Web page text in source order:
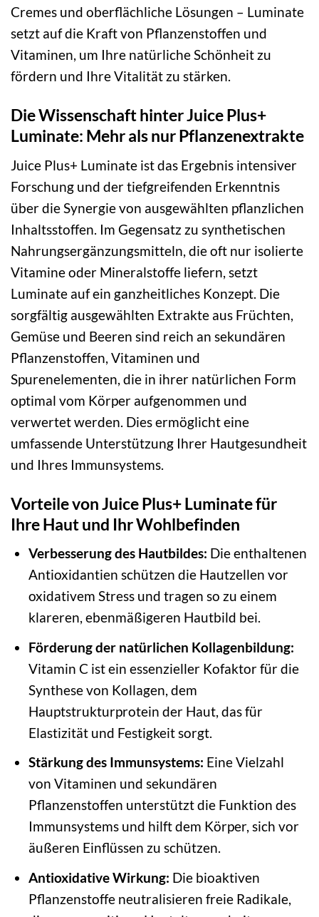
Cremes und oberflächliche Lösungen – Luminate
setzt auf die Kraft von Pflanzenstoffen und
Vitaminen, um Ihre natürliche Schönheit zu
fördern und Ihre Vitalität zu stärken.
Die Wissenschaft hinter Juice Plus+
Luminate: Mehr als nur Pflanzenextrakte
Juice Plus+ Luminate ist das Ergebnis intensiver
Forschung und der tiefgreifenden Erkenntnis
über die Synergie von ausgewählten pflanzlichen
Inhaltsstoffen. Im Gegensatz zu synthetischen
Nahrungsergänzungsmitteln, die oft nur isolierte
Vitamine oder Mineralstoffe liefern, setzt
Luminate auf ein ganzheitliches Konzept. Die
sorgfältig ausgewählten Extrakte aus Früchten,
Gemüse und Beeren sind reich an sekundären
Pflanzenstoffen, Vitaminen und
Spurenelementen, die in ihrer natürlichen Form
optimal vom Körper aufgenommen und
verwertet werden. Dies ermöglicht eine
umfassende Unterstützung Ihrer Hautgesundheit
und Ihres Immunsystems.
Vorteile von Juice Plus+ Luminate für
Ihre Haut und Ihr Wohlbefinden
Verbesserung des Hautbildes: Die enthaltenen
Antioxidantien schützen die Hautzellen vor
oxidativem Stress und tragen so zu einem
klareren, ebenmäßigeren Hautbild bei.
Förderung der natürlichen Kollagenbildung:
Vitamin C ist ein essenzieller Kofaktor für die
Synthese von Kollagen, dem
Hauptstrukturprotein der Haut, das für
Elastizität und Festigkeit sorgt.
Stärkung des Immunsystems: Eine Vielzahl
von Vitaminen und sekundären
Pflanzenstoffen unterstützt die Funktion des
Immunsystems und hilft dem Körper, sich vor
äußeren Einflüssen zu schützen.
Antioxidative Wirkung: Die bioaktiven
Pflanzenstoffe neutralisieren freie Radikale,